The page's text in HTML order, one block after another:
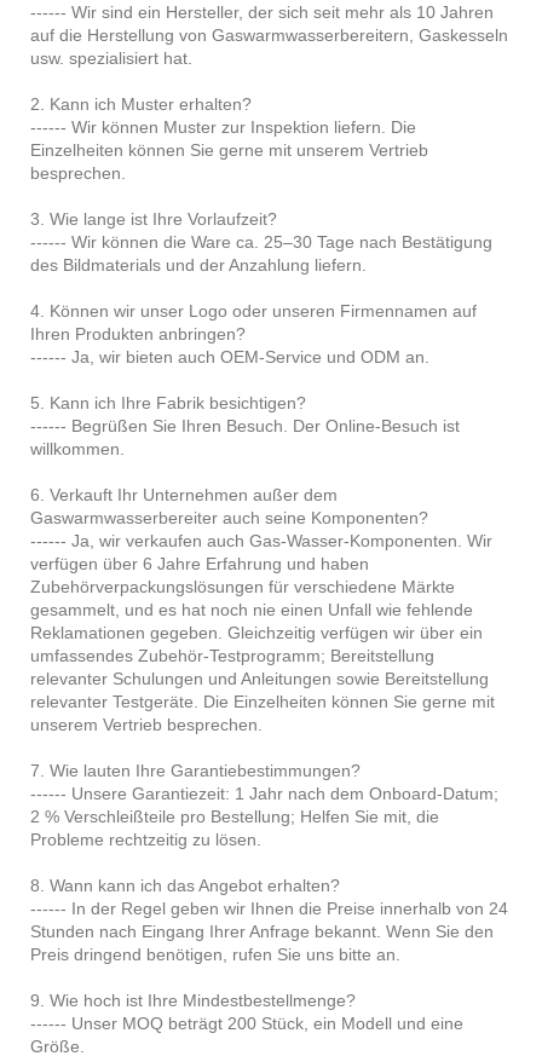
------ Wir sind ein Hersteller, der sich seit mehr als 10 Jahren
auf die Herstellung von Gaswarmwasserbereitern, Gaskesseln
usw. spezialisiert hat.
2. Kann ich Muster erhalten?
------ Wir können Muster zur Inspektion liefern. Die
Einzelheiten können Sie gerne mit unserem Vertrieb
besprechen.
3. Wie lange ist Ihre Vorlaufzeit?
------ Wir können die Ware ca. 25–30 Tage nach Bestätigung
des Bildmaterials und der Anzahlung liefern.
4. Können wir unser Logo oder unseren Firmennamen auf
Ihren Produkten anbringen?
------ Ja, wir bieten auch OEM-Service und ODM an.
5. Kann ich Ihre Fabrik besichtigen?
------ Begrüßen Sie Ihren Besuch. Der Online-Besuch ist
willkommen.
6. Verkauft Ihr Unternehmen außer dem
Gaswarmwasserbereiter auch seine Komponenten?
------ Ja, wir verkaufen auch Gas-Wasser-Komponenten. Wir
verfügen über 6 Jahre Erfahrung und haben
Zubehörverpackungslösungen für verschiedene Märkte
gesammelt, und es hat noch nie einen Unfall wie fehlende
Reklamationen gegeben. Gleichzeitig verfügen wir über ein
umfassendes Zubehör-Testprogramm; Bereitstellung
relevanter Schulungen und Anleitungen sowie Bereitstellung
relevanter Testgeräte. Die Einzelheiten können Sie gerne mit
unserem Vertrieb besprechen.
7. Wie lauten Ihre Garantiebestimmungen?
------ Unsere Garantiezeit: 1 Jahr nach dem Onboard-Datum;
2 % Verschleißteile pro Bestellung; Helfen Sie mit, die
Probleme rechtzeitig zu lösen.
8. Wann kann ich das Angebot erhalten?
------ In der Regel geben wir Ihnen die Preise innerhalb von 24
Stunden nach Eingang Ihrer Anfrage bekannt. Wenn Sie den
Preis dringend benötigen, rufen Sie uns bitte an.
9. Wie hoch ist Ihre Mindestbestellmenge?
------ Unser MOQ beträgt 200 Stück, ein Modell und eine
Größe.